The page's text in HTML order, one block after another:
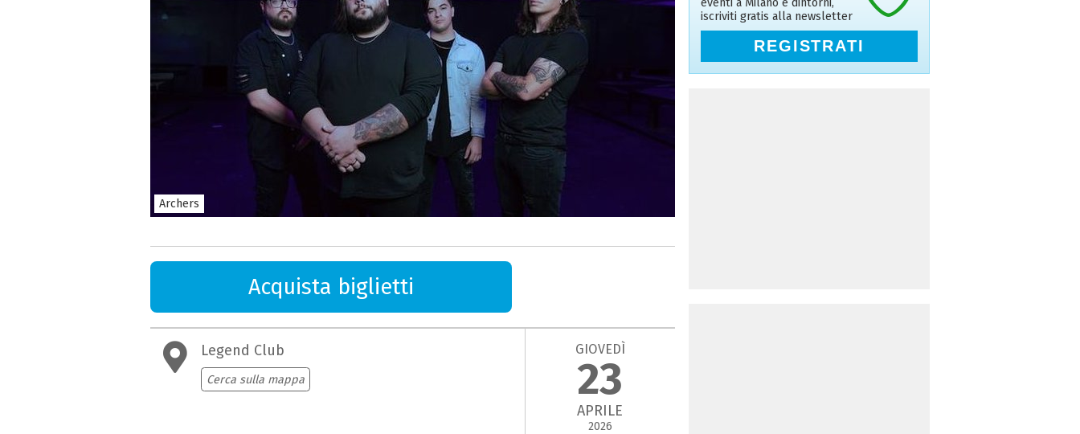
Archers
Acquista biglietti
Legend Club
Cerca sulla mappa
GIOVEDÌ
23
APRILE
2026
iscriviti gratis alla newsletter
REGISTRATI